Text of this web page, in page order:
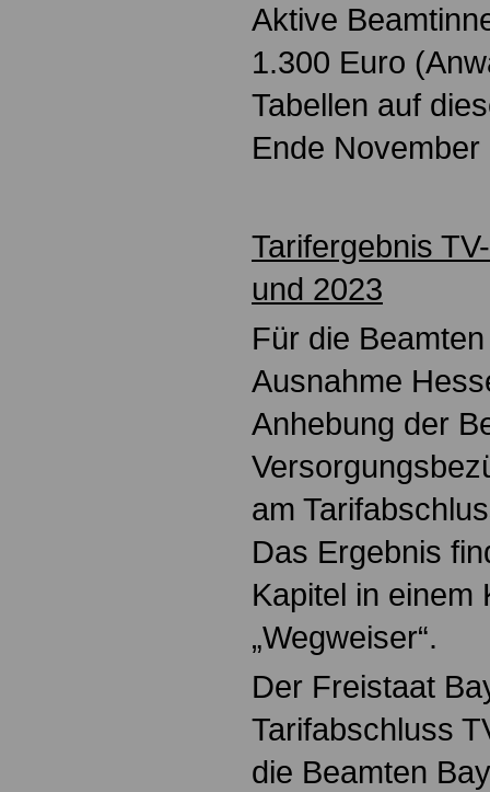
Aktive
1.300 Euro
Tabellen auf
Ende
Tarifergebnis
und 2023
Für die
Ausnahme
Anhebung der
am
Das Ergebnis
Kapitel in einem
„Wegweiser“.
Der Freistaat
Tarifabschluss
die Beamten